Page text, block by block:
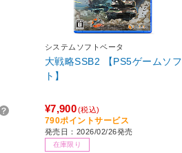
システムソフトベータ
大戦略SSB2 【PS5ゲームソフ
ト】
¥7,900(税込)
790ポイントサービス
発売日：2026/02/26発売
在庫限り